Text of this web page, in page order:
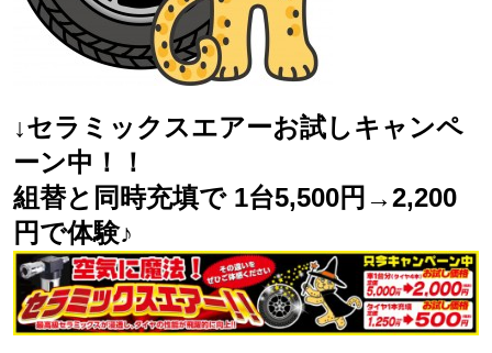
↓セラミックスエアーお試しキャンペ
ーン中！！
組替と同時充填で 1台5,500円→2,200
円で体験♪